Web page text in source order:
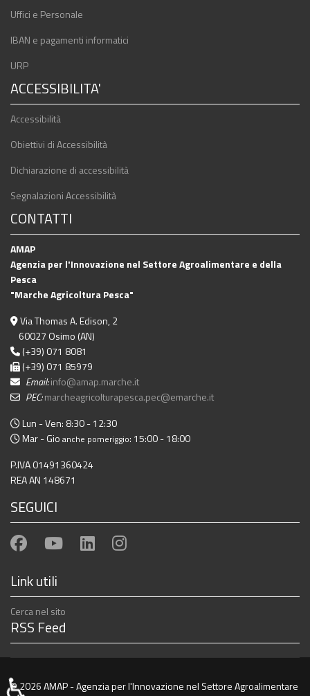
Uffici e Personale
IBAN e pagamenti informatici
URP
ACCESSIBILITA'
Accessibilità
Obiettivi di Accessibilità
Dichiarazione di accessibilità
Segnalazioni Accessibilità
CONTATTI
AMAP
Agenzia per l'Innovazione nel Settore Agroalimentare e della
Pesca
"Marche Agricoltura Pesca"
Via Thomas A. Edison, 2
60027 Osimo (AN)
(+39) 071 8081
(+39) 071 85979
Email:info@amap.marche.it
PEC:marcheagricolturapesca.pec@emarche.it
Lun - Ven: 8:30 - 12:30
Mar - Gio anche pomeriggio: 15:00 - 18:00
P.IVA 01491360424
REA AN 148671
SEGUICI
Link utili
Cerca nel sito
RSS Feed
© 2026 AMAP - Agenzia per l'Innovazione nel Settore Agroalimentare